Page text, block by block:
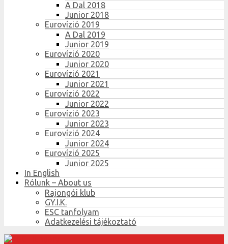
A Dal 2018
Junior 2018
Eurovízió 2019
A Dal 2019
Junior 2019
Eurovízió 2020
Junior 2020
Eurovízió 2021
Junior 2021
Eurovízió 2022
Junior 2022
Eurovízió 2023
Junior 2023
Eurovízió 2024
Junior 2024
Eurovízió 2025
Junior 2025
In English
Rólunk – About us
Rajongói klub
GY.I.K.
ESC tanfolyam
Adatkezelési tájékoztató